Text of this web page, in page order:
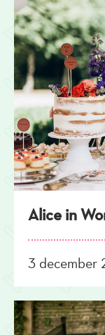
Alice in
3 december